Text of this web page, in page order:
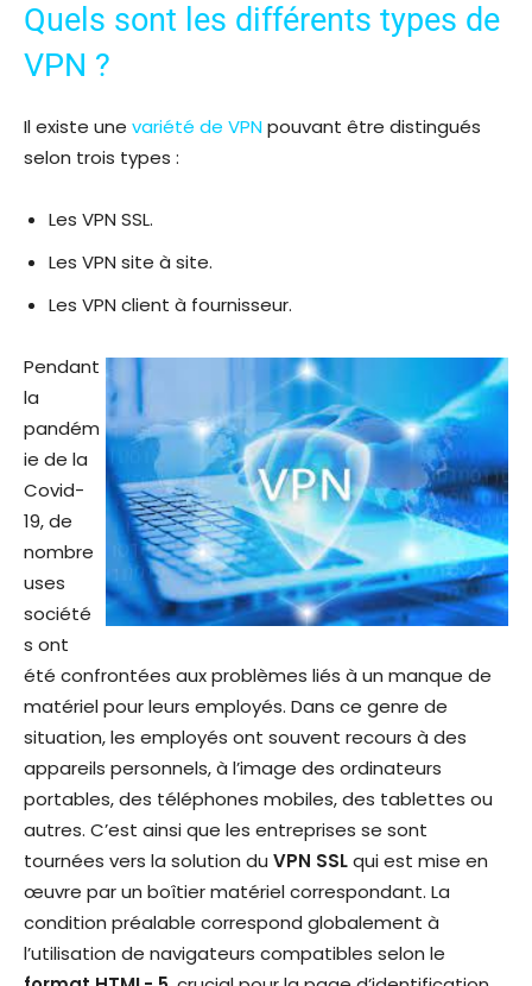
Quels sont les différents types de
VPN ?
Il existe une variété de VPNpouvant être distingués
selon trois types :
Les VPN SSL.
Les VPN site à site.
Les VPN client à fournisseur.
Pendant
la
pandém
ie de la
Covid-
19, de
nombre
uses
société
s ont
été confrontées aux problèmes liés à un manque de
matériel pour leurs employés. Dans ce genre de
situation, les employés ont souvent recours à des
appareils personnels, à l’image des ordinateurs
portables, des téléphones mobiles, des tablettes ou
autres. C’est ainsi que les entreprises se sont
tournées vers la solution du VPN SSLqui est mise en
œuvre par un boîtier matériel correspondant. La
condition préalable correspond globalement à
l’utilisation de navigateurs compatibles selon le